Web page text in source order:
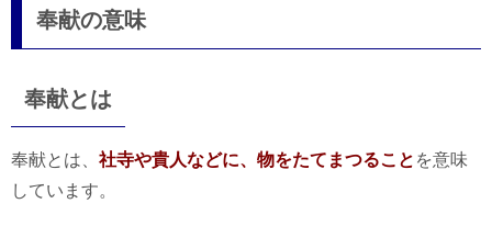
奉献の意味
奉献とは
奉献とは、 社寺や貴人などに、物をたてまつること を意味
しています。